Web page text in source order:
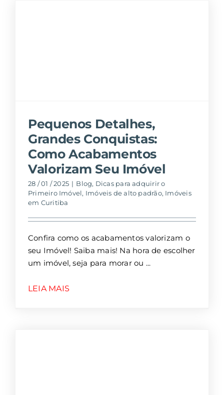
Pequenos Detalhes,
Grandes Conquistas:
Como Acabamentos
Valorizam Seu Imóvel
28 / 01 / 2025 | Blog, Dicas para adquirir o
Primeiro Imóvel, Imóveis de alto padrão, Imóveis
em Curitiba
Confira como os acabamentos valorizam o
seu Imóvel! Saiba mais! Na hora de escolher
um imóvel, seja para morar ou
LEIA MAIS